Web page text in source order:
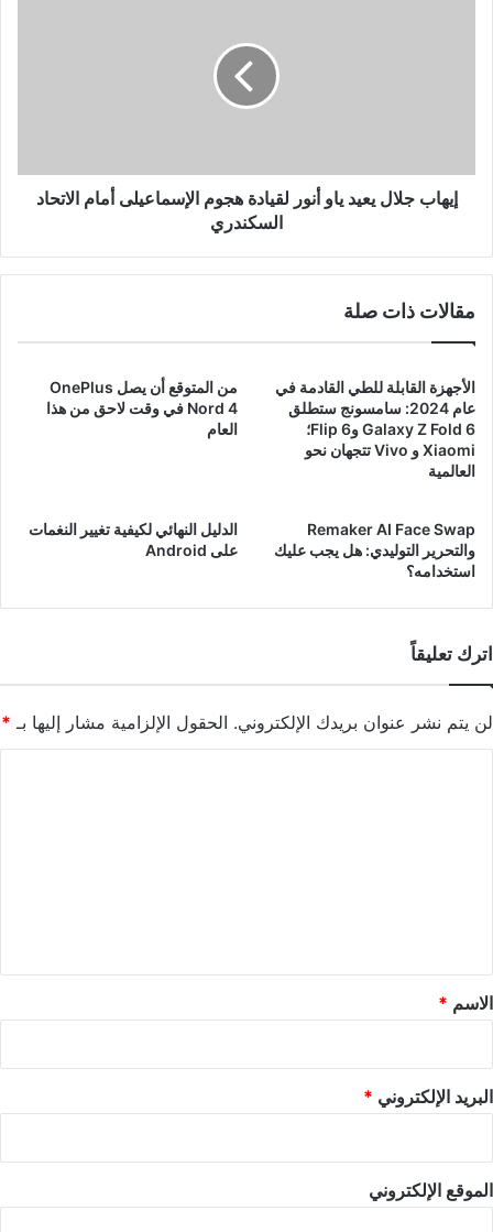
أمام
الاتحاد
إيهاب جلال يعيد ياو أنور لقيادة هجوم الإسماعيلى أمام الاتحاد
السكندري
مقالات ذات صلة
الأجهزة القابلة للطي القادمة في
عام 2024: سامسونج ستطلق
Galaxy Z Fold 6 وFlip 6؛
Xiaomi و Vivo تتجهان نحو
العالمية
من المتوقع أن يصل OnePlus
Nord 4 في وقت لاحق من هذا
العام
Remaker AI Face Swap
والتحرير التوليدي: هل يجب عليك
استخدامه؟
الدليل النهائي لكيفية تغيير النغمات
على Android
اترك تعليقاً
لن يتم نشر عنوان بريدك الإلكتروني. الحقول الإلزامية مشار إليها بـ *
*
الاسم *
البريد الإلكتروني *
الموقع الإلكتروني